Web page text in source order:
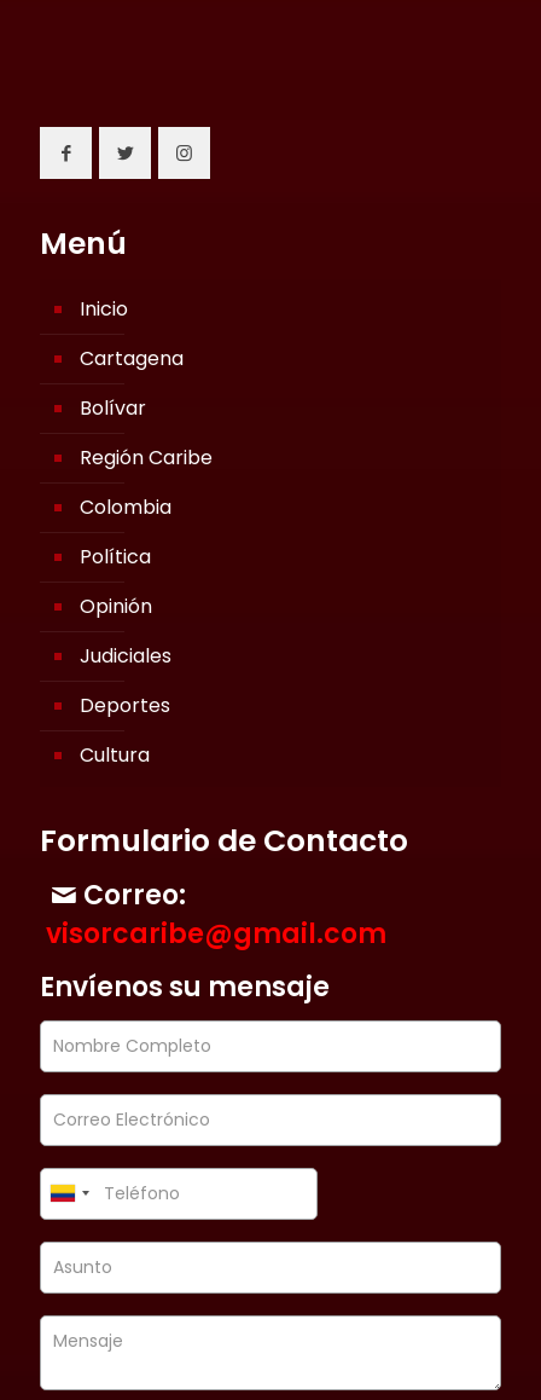
Menú
Inicio
Cartagena
Bolívar
Región Caribe
Colombia
Política
Opinión
Judiciales
Deportes
Cultura
Formulario de Contacto
Correo:
visorcaribe@gmail.com
Envíenos su mensaje